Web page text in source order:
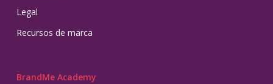
Legal
Recursos de marca
BrandMe Academy